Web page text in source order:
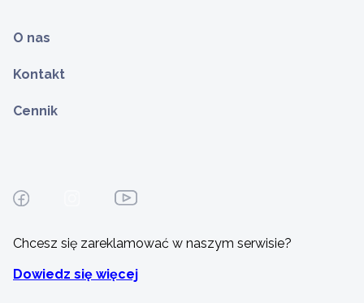
O nas
Kontakt
Cennik
Chcesz się zareklamować w naszym serwisie?
Dowiedz się więcej